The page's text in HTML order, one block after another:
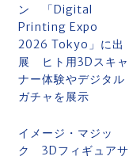
ン 「Digital
Printing Expo
2026 Tokyo」に出
展 ヒト用3Dスキャ
ナー体験やデジタル
ガチャを展示
イメージ・マジッ
ク 3Dフィギュアサ